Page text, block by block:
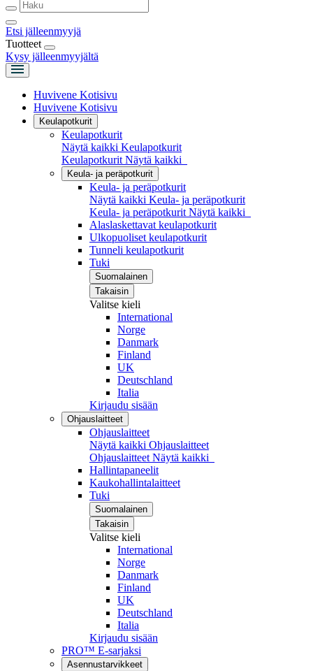
Etsi jälleenmyyjä
Tuotteet
Kysy jälleenmyyjältä
Huvivene Kotisivu
Huvivene Kotisivu
Keulapotkurit
Keulapotkurit
Näytä kaikki Keulapotkurit
Keulapotkurit Näytä kaikki
Keula- ja peräpotkurit
Keula- ja peräpotkurit
Näytä kaikki Keula- ja peräpotkurit
Keula- ja peräpotkurit Näytä kaikki
Alaslaskettavat keulapotkurit
Ulkopuoliset keulapotkurit
Tunneli keulapotkurit
Tuki
Suomalainen
Takaisin
Valitse kieli
International
Norge
Danmark
Finland
UK
Deutschland
Italia
Kirjaudu sisään
Ohjauslaitteet
Ohjauslaitteet
Näytä kaikki Ohjauslaitteet
Ohjauslaitteet Näytä kaikki
Hallintapaneelit
Kaukohallintalaitteet
Tuki
Suomalainen
Takaisin
Valitse kieli
International
Norge
Danmark
Finland
UK
Deutschland
Italia
Kirjaudu sisään
PRO™ E-sarjaksi
Asennustarvikkeet